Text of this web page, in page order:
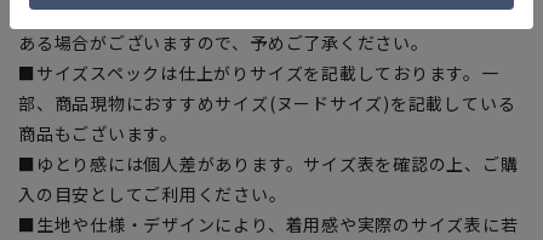
■商品画像はサンプルのため、色味やサイズ等の仕様に変更が
ある場合がございますので、予めご了承ください。
■サイズスペックは仕上がりサイズを記載しております。一
部、商品現物におすすめサイズ(ヌードサイズ)を記載している
商品もございます。
■ゆとり感には個人差があります。サイズ表を確認の上、ご購
入の目安としてご利用ください。
■生地や仕様・デザインにより、着用感や実際のサイズ表に若